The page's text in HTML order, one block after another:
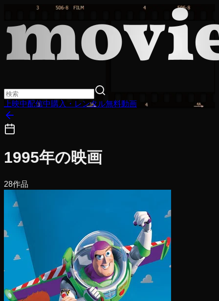
上映中配信中購入・レンタル無料動画
1995年の映画
28作品